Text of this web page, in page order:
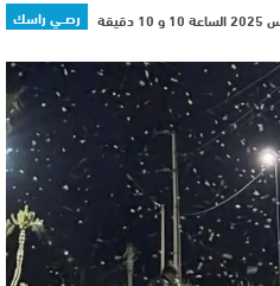
رصــي راسك